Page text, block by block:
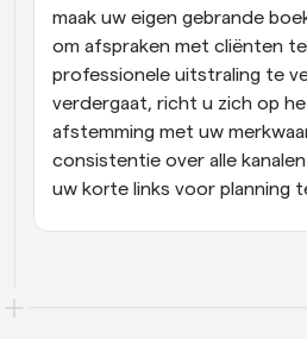
maak uw eigen gebrande
om afspraken met cliënten
professionele uitstraling te
verdergaat, richt u zich op
afstemming met uw
consistentie over alle
uw korte links voor planning